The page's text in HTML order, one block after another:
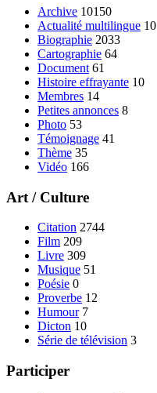
Archive 10150
Actualité multilingue 10
Biographie 2033
Cartographie 64
Document 61
Histoire effrayante 10
Membres 14
Petites annonces 8
Photo 53
Témoignage 41
Thème 35
Vidéo 166
Art / Culture
Citation 2744
Film 209
Livre 309
Musique 51
Poésie 0
Proverbe 12
Humour 7
Dicton 10
Série de télévision 3
Participer